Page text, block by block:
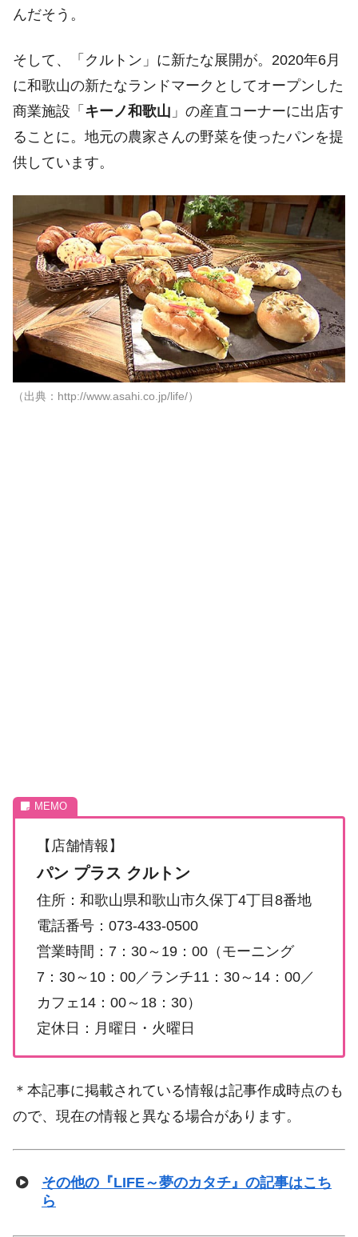
んだそう。
そして、「クルトン」に新たな展開が。2020年6月
に和歌山の新たなランドマークとしてオープンした
商業施設「 キーノ和歌山 」の産直コーナーに出店す
ることに。地元の農家さんの野菜を使ったパンを提
供しています。
（出典：http://www.asahi.co.jp/life/）
【店舗情報】
パン プラス クルトン
住所：和歌山県和歌山市久保丁4丁目8番地
電話番号：073-433-0500
営業時間：7：30～19：00（モーニング
7：30～10：00／ランチ11：30～14：00／
カフェ14：00～18：30）
定休日：月曜日・火曜日
＊本記事に掲載されている情報は記事作成時点のも
ので、現在の情報と異なる場合があります。
その他の『LIFE～夢のカタチ』の記事はこち
ら